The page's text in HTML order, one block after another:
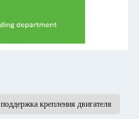
поддержка крепления двигателя